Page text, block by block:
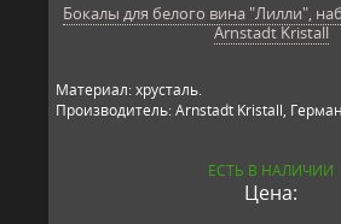
Бокалы для белого вина "Лилли",
Arnstadt Kristall
Материал: хрусталь.
Производитель: Arnstadt Kristall,
ЕСТЬ В НАЛИЧИИ
Цена: